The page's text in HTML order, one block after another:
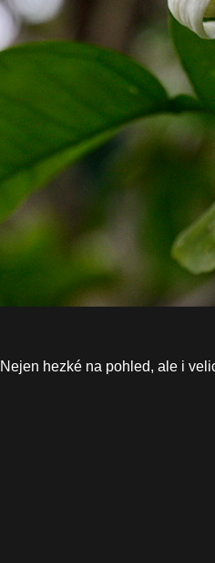
Nejen hezké na pohled, ale i